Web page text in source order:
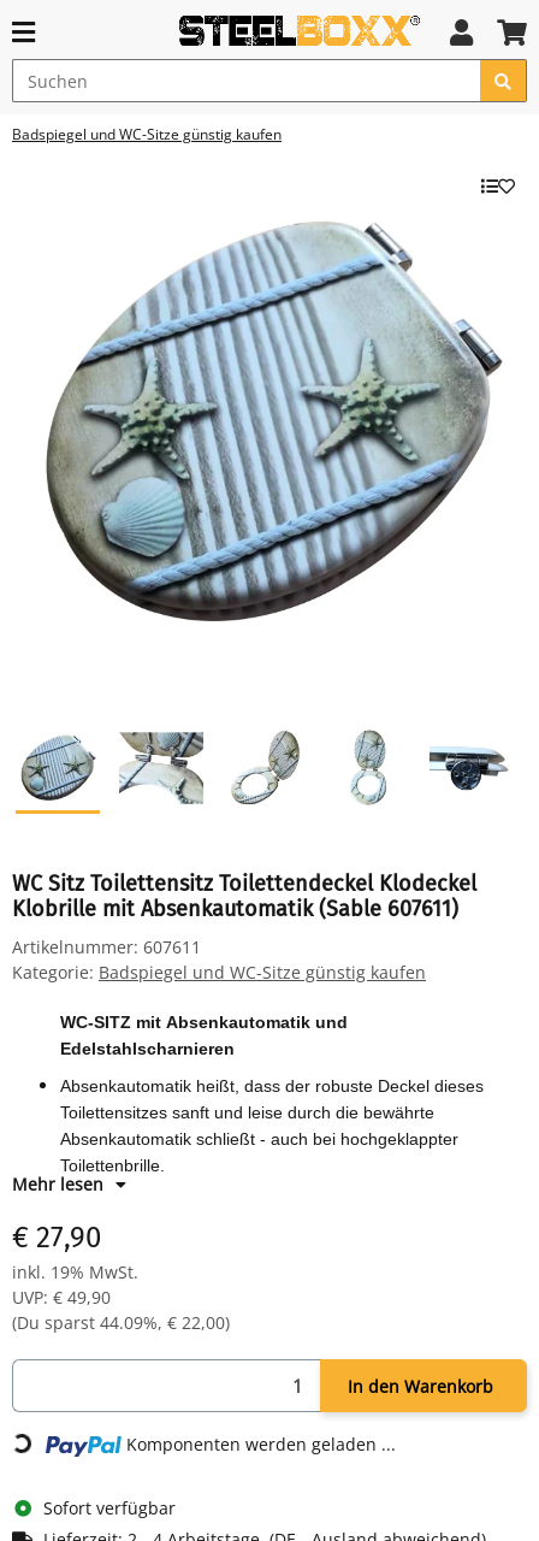
Badspiegel und WC-Sitze günstig kaufen
WC Sitz Toilettensitz Toilettendeckel Klodeckel
Klobrille mit Absenkautomatik (Sable 607611)
Artikelnummer: 607611
Kategorie: Badspiegel und WC-Sitze günstig kaufen
WC-SITZ mit Absenkautomatik und
Edelstahlscharnieren
Absenkautomatik heißt, dass der robuste Deckel dieses
Toilettensitzes sanft und leise durch die bewährte
Absenkautomatik schließt - auch bei hochgeklappter
Toilettenbrille.
Technische Daten: - Länge: 45 cm - Breite: 38 cm - Höhe: 5
Material: MDF / solide Edelstahlscharniere - inkl.
Montagematerial
Motiv: Sable
Mehr lesen
€ 27,90
inkl. 19% MwSt.
UVP: € 49,90
(Du sparst 44.09%, € 22,00)
In den Warenkorb
Loading... Komponenten werden geladen ...
Sofort verfügbar